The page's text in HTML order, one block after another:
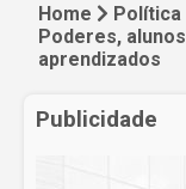
Home Política
Poderes,
aprendizados
Publicidade